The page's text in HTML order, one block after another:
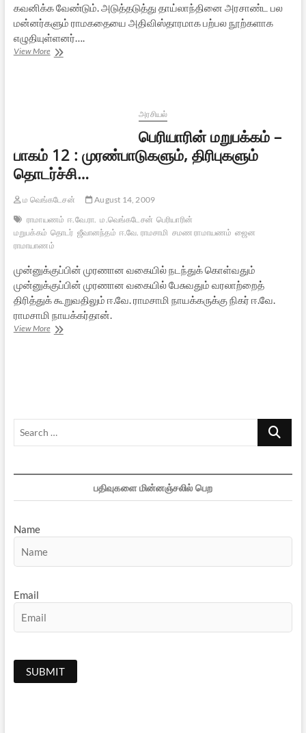
கவனிக்க வேண்டும். அடுத்தடுத்து தாய்லாந்தினை அரசாண்ட பல
மன்னர்களும் ராமகதையை அதிவிஸ்தாரமாக பற்பல நூற்களாக
எழுதியுள்ளனர்….
View Moreவால்மீகி
அரசியல்
பெரியாரின் மறுபக்கம் –
பாகம் 12 : முரண்பாடுகளும், திரிபுகளும்
தொடர்ச்சி…
ம வெங்கடேசன்
August 14, 2009
ராமாயணம் ஈ.வே.ரா. ம.வெங்கடேசன் பெரியாரின்
மறுபக்கம் தொடர் ஜீவானந்தம் ஈ.வே. ராமசாமி சமண ராமாயணம் ஜைன
ராமாயாணம்
முன்னுக்குப்பின் முரணான வகையில் நடந்துக் கொள்வதும்
முன்னுக்குப்பின் முரணான வகையில் பேசுவதும் வரலாற்றைத்
திரித்துக் கூறுவதிலும் ஈ.வே. ராமசாமி நாயக்கருக்கு நிகர் ஈ.வே.
ராமசாமி நாயக்கர்தான்.
View Moreபெரியாரின்
Search
பதிவுகளை மின்னஞ்சலில் பெற
Name
Email